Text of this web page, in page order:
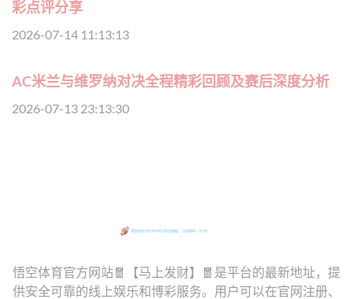
彩点评分享
2026-07-14 11:13:13
AC米兰与维罗纳对决全程精彩回顾及赛后深度分析
2026-07-13 23:13:30
悟空体育官方网站🧧【马上发财】🧧是平台的最新地址，提
供安全可靠的线上娱乐和博彩服务。用户可以在官网注册、